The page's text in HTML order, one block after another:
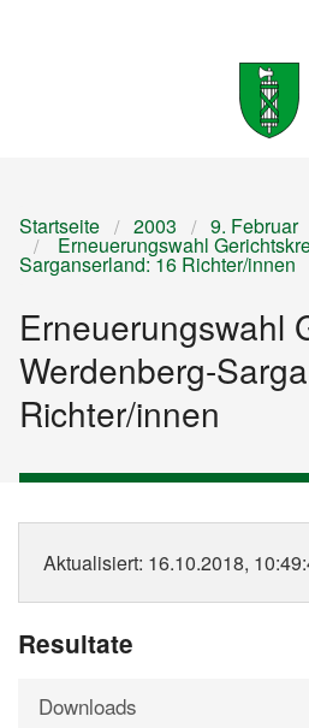
Startseite 2003 9. Februar
Erneuerungswahl
Sarganserland: 16 Richter/innen
Erneuerungswahl
Werdenberg-
Richter/innen
Aktualisiert: 16.10.2018,
Resultate
Downloads